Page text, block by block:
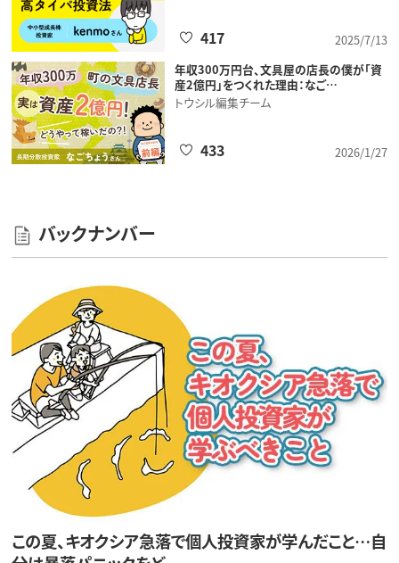
2025/7/13
417
年収300万円台、文具屋の店長の僕が「資
産2億円」をつくれた理由：なご…
トウシル編集チーム
2026/1/27
433
バックナンバー
この夏、キオクシア急落で個人投資家が学んだこと…自